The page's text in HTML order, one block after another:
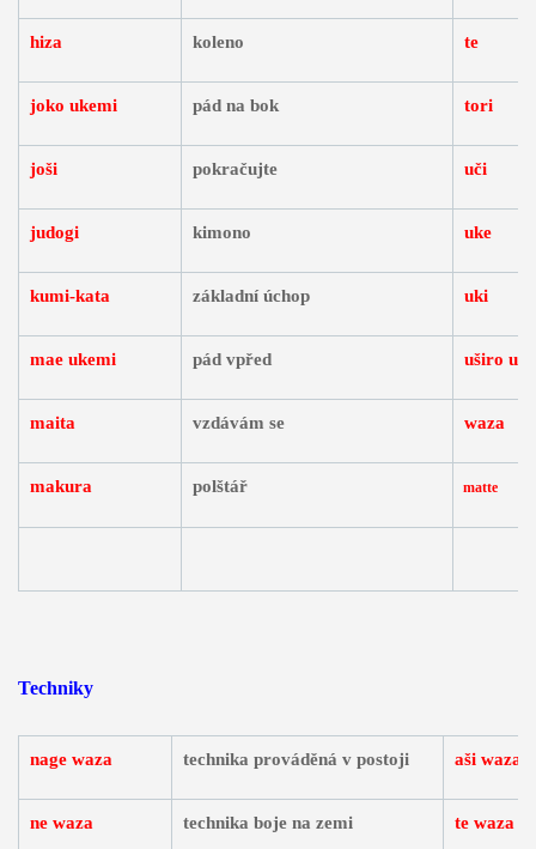
hiza koleno te
joko ukemi pád na bok tori
joši pokračujte uči
judogi kimono uke
kumi-kata základní úchop uki
mae ukemi pád vpřed uširo
maita vzdávám se waza
makura polštář matte
Techniky
nage waza technika prováděná v postoji aši waza
ne waza technika boje na zemi te waza